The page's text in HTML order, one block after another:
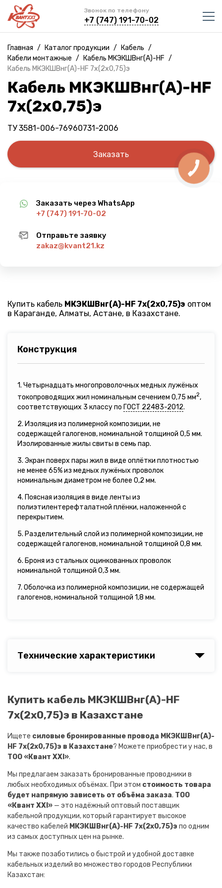
Звонок по телефону
+7 (747) 191-70-02
Главная / Каталог продукции / Кабель /
Кабели монтажные / Кабель МКЭКШВнг(A)-HF /
Кабель МКЭКШВнг(A)-HF 7х(2х0,75)э
Кабель МКЭКШВнг(A)-HF
7х(2х0,75)э
ТУ 3581-006-76960731-2006
Заказать
Заказать через WhatsApp
+7 (747) 191-70-02
Отправьте заявку
zakaz@kvant21.kz
Купить кабель МКЭКШВнг(A)-HF 7х(2х0,75)э оптом
в Караганде, Алматы, Астане, в Казахстане.
Конструкция
1. Четырнадцать многопроволочных медных лужёных
токопроводящих жил номинальным сечением 0,75 мм2,
соответствующих 3 классу по ГОСТ 22483-2012.
2. Изоляция из полимерной композиции, не
содержащей галогенов, номинальной толщиной 0,5 мм.
Изолированные жилы свиты в семь пар.
3. Экран поверх пары жил в виде оплётки плотностью
не менее 65% из медных лужёных проволок
номинальным диаметром не более 0,2 мм.
4. Поясная изоляция в виде ленты из
полиэтилентерефталатной плёнки, наложенной с
перекрытием.
5. Разделительный слой из полимерной композиции, не
содержащей галогенов, номинальной толщиной 0,8 мм.
6. Броня из стальных оцинкованных проволок
номинальной толщиной 0,3 мм.
7. Оболочка из полимерной композиции, не содержащей
галогенов, номинальной толщиной 1,8 мм.
Технические характеристики
Купить кабель МКЭКШВнг(A)-HF
7х(2х0,75)э в Казахстане
Ищете силовые бронированные провода МКЭКШВнг(A)-
HF 7х(2х0,75)э в Казахстане? Можете приобрести у нас, в
ТОО «Квант XXI».
Мы предлагаем заказать бронированные проводники в
любых необходимых объёмах. При этом стоимость товара
будет напрямую зависеть от объёма заказа. ТОО
«Квант XXI» — это надёжный оптовый поставщик
кабельной продукции, который гарантирует высокое
качество кабелей МКЭКШВнг(A)-HF 7х(2х0,75)э по одним
из самых доступных цен на рынке.
Мы также позаботились о быстрой и удобной доставке
кабельных изделий во множество городов Республики
Казахстан: